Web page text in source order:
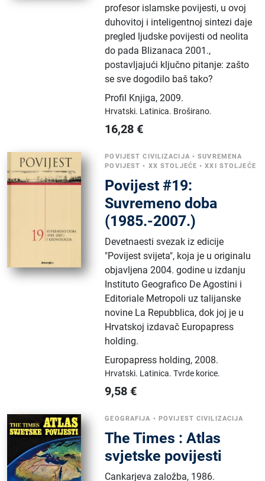
profesor islamske povijesti, u ovoj
duhovitoj i inteligentnoj sintezi daje
pregled ljudske povijesti od neolita
do pada Blizanaca 2001.,
postavljajući ključno pitanje: zašto
se sve dogodilo baš tako?
Profil Knjiga,2009.
Hrvatski. Latinica. Broširano.
16,28 €
POVIJEST CIVILIZACIJA •SUVREMENA
POVIJEST • XX STOLJEĆE •XXI STOLJEĆE
Povijest #19:
Suvremeno doba
(1985.-2007.)
Devetnaesti svezak iz edicije
"Povijest svijeta", koja je u originalu
objavljena 2004. godine u izdanju
Instituto Geografico De Agostini i
Editoriale Metropoli uz talijanske
novine La Repubblica, dok joj je u
Hrvatskoj izdavač Europapress
holding.
Europapress holding,2008.
Hrvatski. Latinica.Tvrde korice.
9,58 €
GEOGRAFIJA • POVIJEST CIVILIZACIJA
The Times : Atlas
svjetske povijesti
Cankarjeva založba, 1986.